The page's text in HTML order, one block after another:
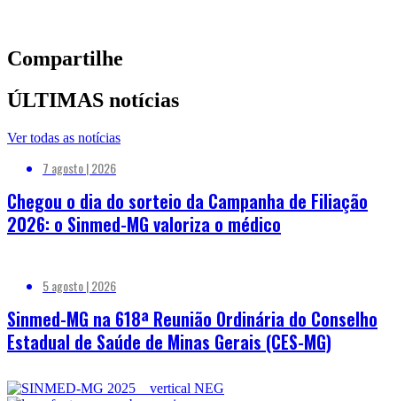
Compartilhe
ÚLTIMAS notícias
Ver todas as notícias
7 agosto | 2026
Chegou o dia do sorteio da Campanha de Filiação
2026: o Sinmed-MG valoriza o médico
5 agosto | 2026
Sinmed-MG na 618ª Reunião Ordinária do Conselho
Estadual de Saúde de Minas Gerais (CES-MG)